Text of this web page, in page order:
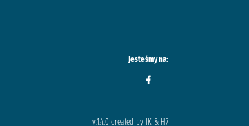
Jesteśmy na:
v.1.4.0 created by IK & H7